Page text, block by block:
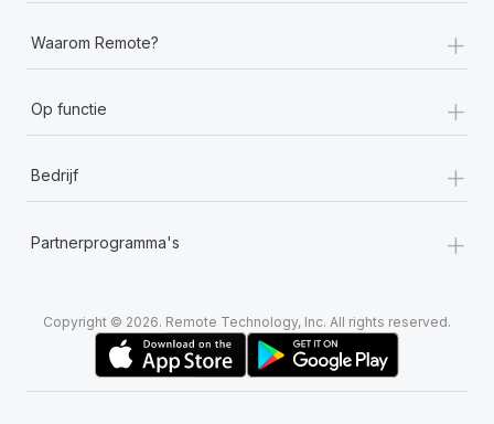
Waarom Remote? +
Op functie +
Bedrijf +
Partnerprogramma's +
Copyright © 2026. Remote Technology, Inc. All rights reserved.